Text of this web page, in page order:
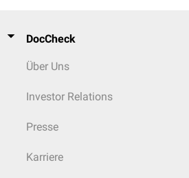
DocCheck
Über Uns
Investor Relations
Presse
Karriere